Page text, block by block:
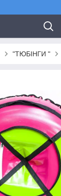
"ТЮБІНГИ "